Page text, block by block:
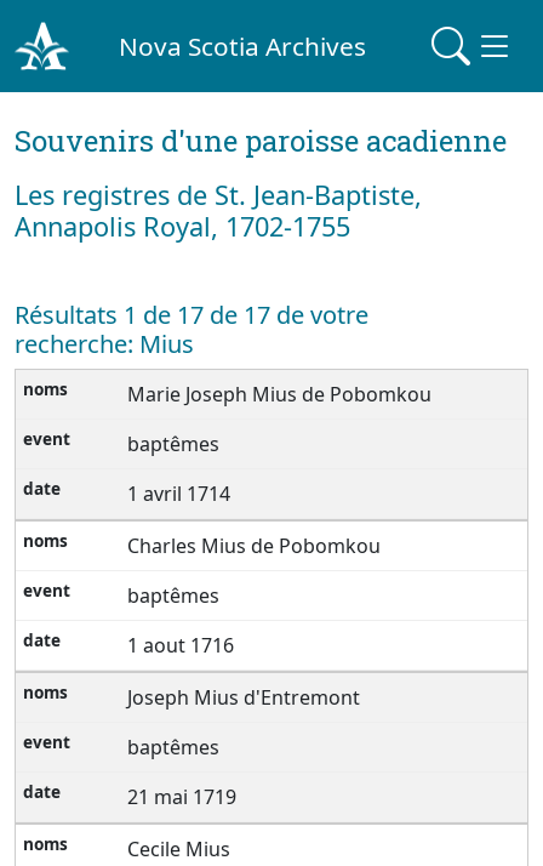
Nova Scotia Archives
Souvenirs d'une paroisse acadienne
Les registres de St. Jean-Baptiste,
Annapolis Royal, 1702-1755
Résultats 1 de 17 de 17 de votre
recherche: Mius
Marie Joseph Mius de Pobomkou
baptêmes
1 avril 1714
Charles Mius de Pobomkou
baptêmes
1 aout 1716
Joseph Mius d'Entremont
baptêmes
21 mai 1719
Cecile Mius